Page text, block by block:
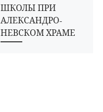
ШКОЛЫ ПРИ
АЛЕКСАНДРО-
НЕВСКОМ ХРАМЕ